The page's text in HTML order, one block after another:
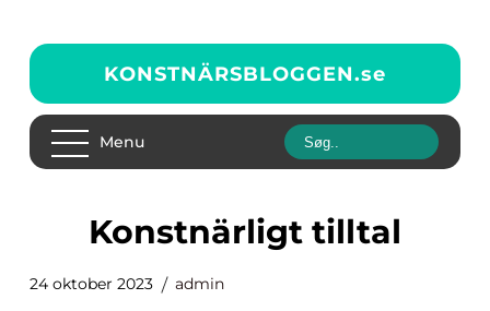
KONSTNÄRSBLOGGEN.se
Menu
konstnärligt tilltal
24 oktober 2023 admin